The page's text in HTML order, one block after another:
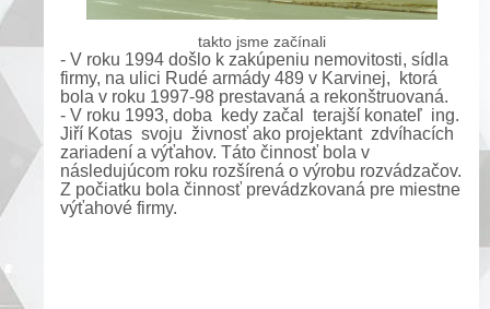
takto jsme začínali
- V roku 1994 došlo k zakúpeniu nemovitosti, sídla
firmy, na ulici Rudé armády 489 v Karvinej, ktorá
bola v roku 1997-98 prestavaná a rekonštruovaná.
- V roku 1993, doba kedy začal terajší konateľ ing.
Jiří Kotas svoju živnosť ako projektant zdvíhacích
zariadení a výťahov. Táto činnosť bola v
následujúcom roku rozšírená o výrobu rozvádzačov.
Z počiatku bola činnosť prevádzkovaná pre miestne
výťahové firmy.